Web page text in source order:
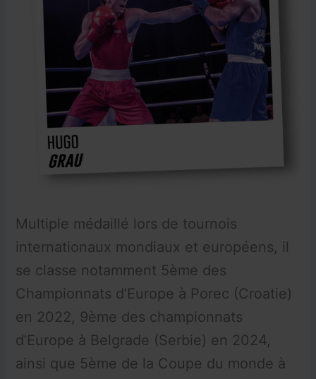
Multiple médaillé lors de tournois
internationaux mondiaux et européens, il
se classe notamment 5ème des
Championnats d’Europe à Porec (Croatie)
en 2022, 9ème des championnats
d’Europe à Belgrade (Serbie) en 2024,
ainsi que 5ème de la Coupe du monde à